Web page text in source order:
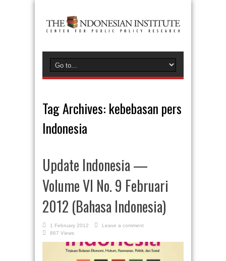
Tag Archives: kebebasan pers
Indonesia
Update Indonesia —
Volume VI No. 9 Februari
2012 (Bahasa Indonesia)
1 February 2012
Leave a comment
867 Views